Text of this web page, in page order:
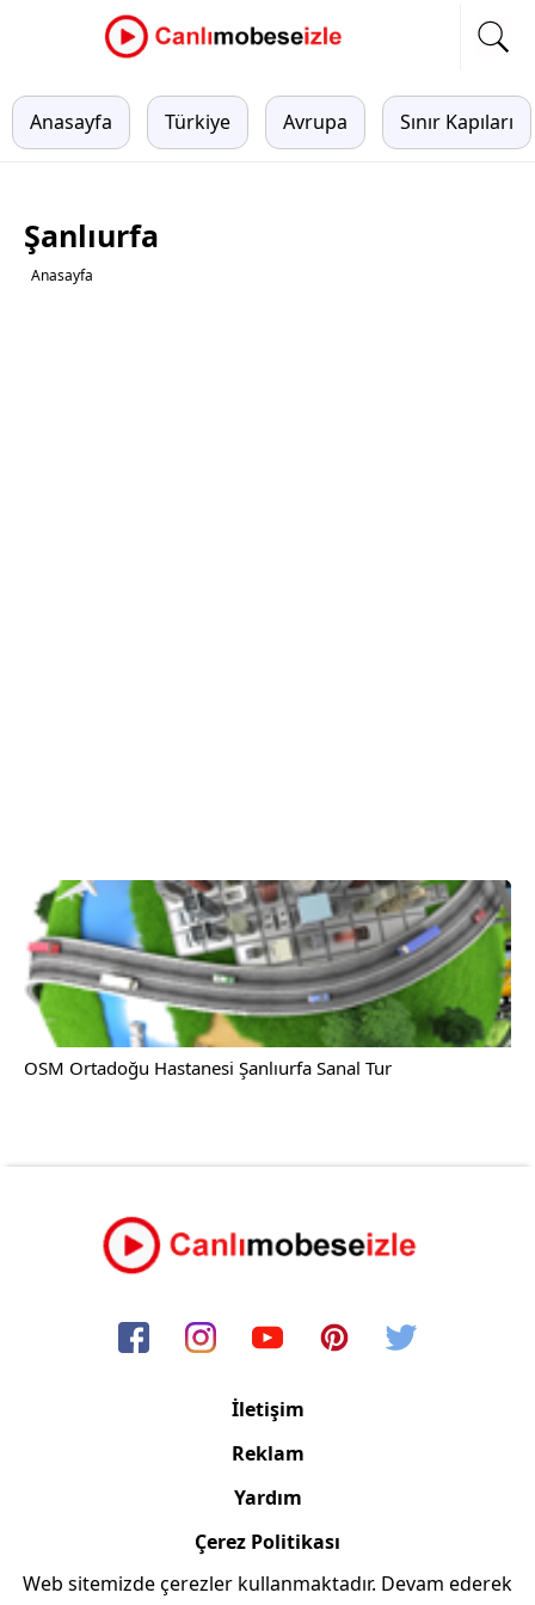
Anasayfa Türkiye Avrupa Sınır Kapıları
Şanlıurfa
Anasayfa
OSM Ortadoğu Hastanesi Şanlıurfa Sanal Tur
İletişim
Reklam
Yardım
Çerez Politikası
Web sitemizde çerezler kullanmaktadır. Devam ederek